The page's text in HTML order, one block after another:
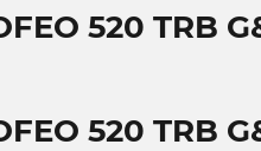
520 TRB
520 TRB